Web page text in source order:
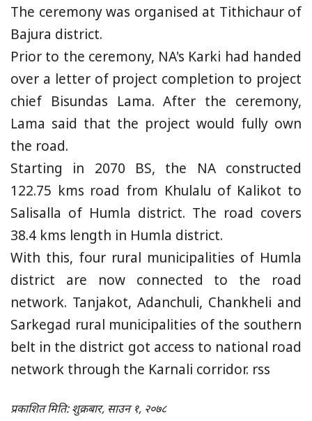
The ceremony was organised at Tithichaur of
Bajura district.
Prior to the ceremony, NA's Karki had handed
over a letter of project completion to project
chief Bisundas Lama. After the ceremony,
Lama said that the project would fully own
the road.
Starting in 2070 BS, the NA constructed
122.75 kms road from Khulalu of Kalikot to
Salisalla of Humla district. The road covers
38.4 kms length in Humla district.
With this, four rural municipalities of Humla
district are now connected to the road
network. Tanjakot, Adanchuli, Chankheli and
Sarkegad rural municipalities of the southern
belt in the district got access to national road
network through the Karnali corridor. rss
प्रकाशित मिति: शुक्रबार, साउन १, २०७८